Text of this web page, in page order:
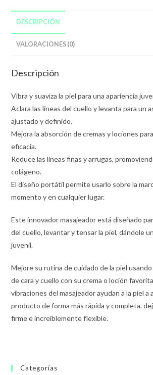
DESCRIPCIÓN
VALORACIONES (0)
Descripción
Vibra y suaviza la piel para una apariencia
Aclara las líneas del cuello y levanta para un
ajustado y definido.
Mejora la absorción de cremas y lociones
eficacia.
Reduce las líneas finas y arrugas,
colágeno.
El diseño portátil permite usarlo sobre la
momento y en cualquier lugar.
Este innovador masajeador está diseñado
del cuello, levantar y tensar la piel, dándole
juvenil.
Mejore su rutina de cuidado de la piel
de cara y cuello con su crema o loción
vibraciones del masajeador ayudan a la piel a
producto de forma más rápida y completa,
firme e increíblemente flexible.
Categorías